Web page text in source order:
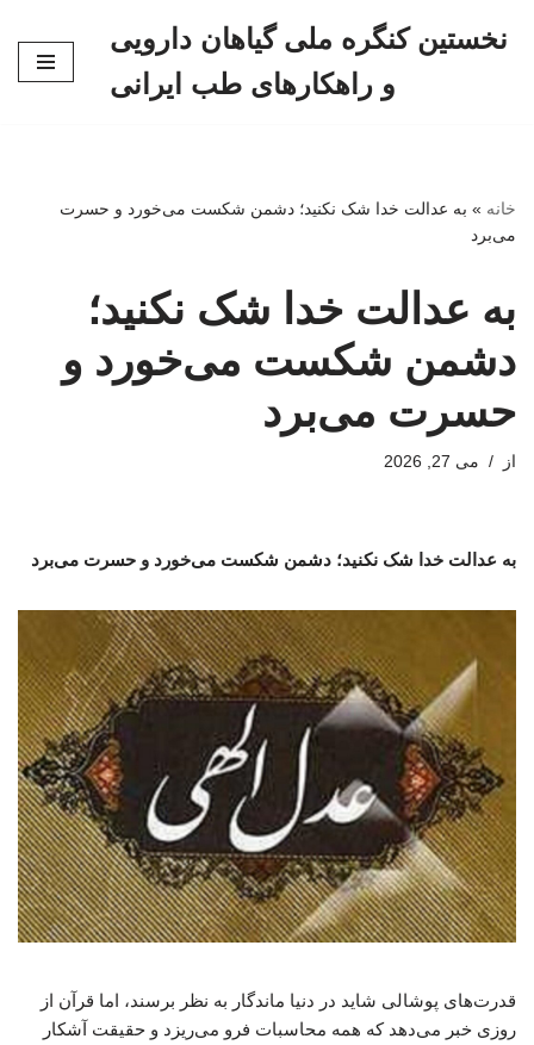
نخستین کنگره ملی گیاهان دارویی
و راهکارهای طب ایرانی
خانه » به عدالت خدا شک نکنید؛ دشمن شکست می‌خورد و حسرت
می‌برد
به عدالت خدا شک نکنید؛
دشمن شکست می‌خورد و
حسرت می‌برد
از می 27, 2026
به عدالت خدا شک نکنید؛ دشمن شکست می‌خورد و حسرت می‌برد
قدرت‌های پوشالی شاید در دنیا ماندگار به نظر برسند، اما قرآن از
روزی خبر می‌دهد که همه محاسبات فرو می‌ریزد و حقیقت آشکار